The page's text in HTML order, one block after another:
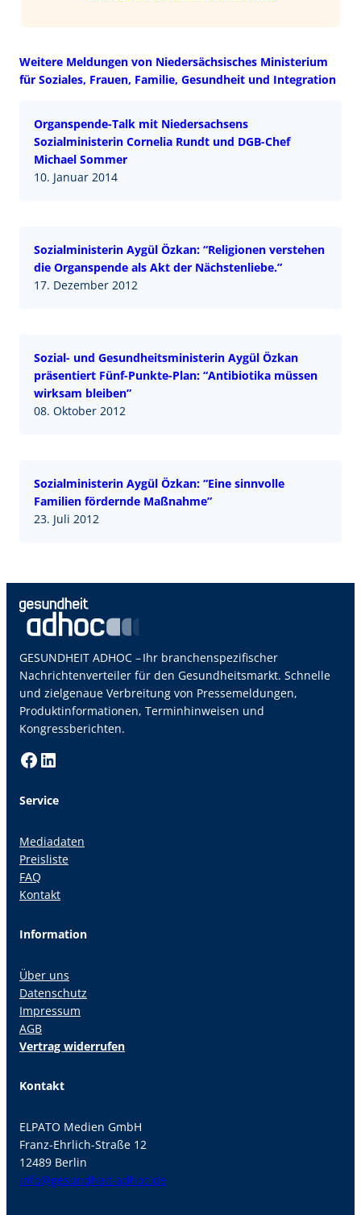
Weitere Meldungen von Niedersächsisches Ministerium
für Soziales, Frauen, Familie, Gesundheit und Integration
Organspende-Talk mit Niedersachsens
Sozialministerin Cornelia Rundt und DGB-Chef
Michael Sommer
10. Januar 2014
Sozialministerin Aygül Özkan: “Religionen verstehen
die Organspende als Akt der Nächstenliebe.”
17. Dezember 2012
Sozial- und Gesundheitsministerin Aygül Özkan
präsentiert Fünf-Punkte-Plan: “Antibiotika müssen
wirksam bleiben”
08. Oktober 2012
Sozialministerin Aygül Özkan: “Eine sinnvolle
Familien fördernde Maßnahme”
23. Juli 2012
GESUNDHEIT ADHOC – Ihr branchenspezifischer
Nachrichtenverteiler für den Gesundheitsmarkt. Schnelle
und zielgenaue Verbreitung von Pressemeldungen,
Produktinformationen, Terminhinweisen und
Kongressberichten.
Facebook LinkedIn
Service
Mediadaten
Preisliste
FAQ
Kontakt
Information
Über uns
Datenschutz
Impressum
AGB
Vertrag widerrufen
Kontakt
ELPATO Medien GmbH
Franz-Ehrlich-Straße 12
12489 Berlin
info@gesundheit-adhoc.de